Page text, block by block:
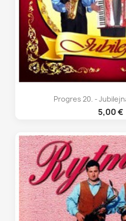
Progres 20. -
5,00 €